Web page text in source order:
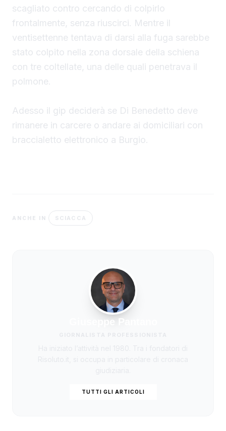
scagliato contro cercando di colpirlo
frontalmente, senza riuscirci. Mentre il
ventisettenne tentava di darsi alla fuga sarebbe
stato colpito nella zona dorsale della schiena
con tre coltellate, una delle quali penetrava il
polmone.
Adesso il gip deciderà se Di Benedetto deve
rimanere in carcere o andare ai domiciliari con
braccialetto elettronico a Burgio.
ANCHE IN SCIACCA
Giuseppe Pantano
TUTTI GLI ARTICOLI